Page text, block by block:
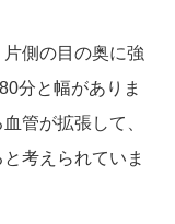
側の目の奥に強
分と幅がありま
管が拡張して、
考えられていま